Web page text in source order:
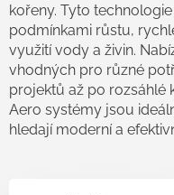
kořeny. Tyto
podmínkami růstu,
využití vody a živin.
vhodných pro různé
projektů až po rozsáhlé
Aero systémy jsou
hledají moderní a